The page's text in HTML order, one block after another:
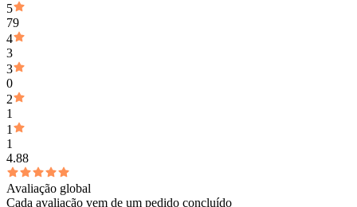
5
79
4
3
3
0
2
1
1
1
4.88
Avaliação global
Cada avaliação vem de um pedido concluído